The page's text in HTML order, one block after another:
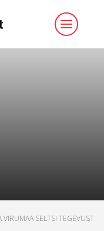
VIRUMAA SELTSI TEGEVUST